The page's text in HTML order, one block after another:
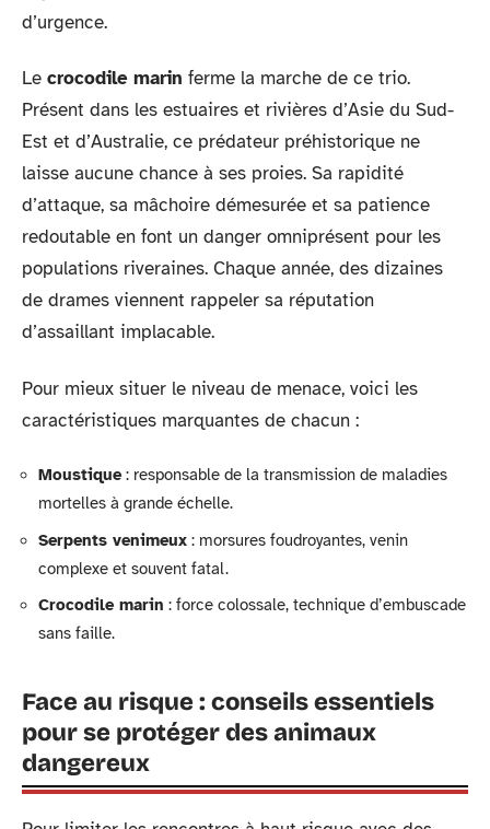
d’urgence.
Le crocodile marin ferme la marche de ce trio.
Présent dans les estuaires et rivières d’Asie du Sud-
Est et d’Australie, ce prédateur préhistorique ne
laisse aucune chance à ses proies. Sa rapidité
d’attaque, sa mâchoire démesurée et sa patience
redoutable en font un danger omniprésent pour les
populations riveraines. Chaque année, des dizaines
de drames viennent rappeler sa réputation
d’assaillant implacable.
Pour mieux situer le niveau de menace, voici les
caractéristiques marquantes de chacun :
Moustique: responsable de la transmission de maladies
mortelles à grande échelle.
Serpents venimeux : morsures foudroyantes, venin
complexe et souvent fatal.
Crocodile marin : force colossale, technique d’embuscade
sans faille.
Face au risque : conseils essentiels
pour se protéger des animaux
dangereux